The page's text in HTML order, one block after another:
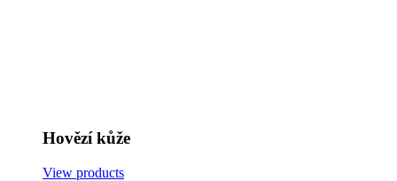
Hovězí kůže
View products